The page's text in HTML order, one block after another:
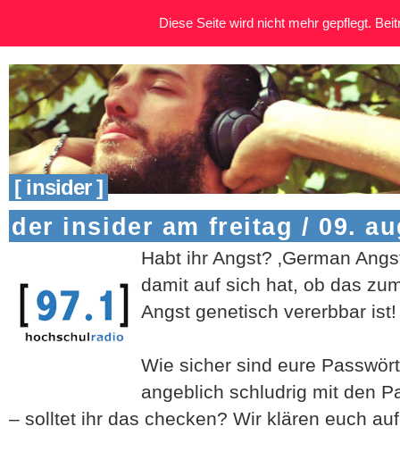
[ insider ]
der insider am freitag / 09.
Habt ihr Angst? ‚German
damit auf sich hat, ob das
Angst genetisch vererbbar ist!
Wie sicher sind eure
angeblich schludrig mit den
– solltet ihr das checken? Wir klären euch
Diese Seite wird nicht mehr gepflegt.